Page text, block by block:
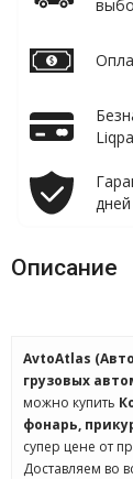
дней
Описание
AvtoAtlas
грузовых
можно купить
фонарь,
супер цене от
Доставляем во